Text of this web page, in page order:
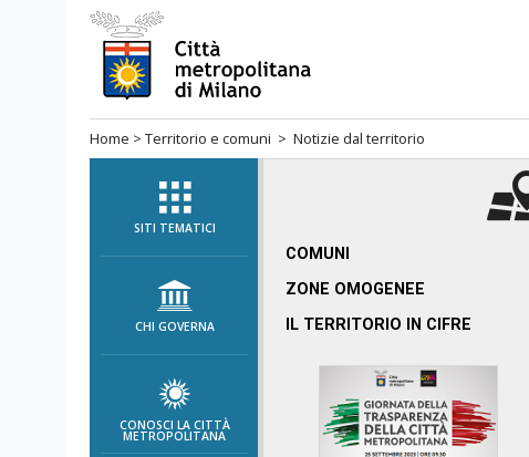
Salta
al
menù
navigazione
Salta
al
menù
navigazione
interna
Salta
contenuto
Salta
Home > Territorio e comuni > Notizie dal territorio
SITI TEMATICI
CHI GOVERNA
CONOSCI LA CITTÀ
METROPOLITANA
COMUNI
ZONE OMOGENEE
IL TERRITORIO IN CIFRE